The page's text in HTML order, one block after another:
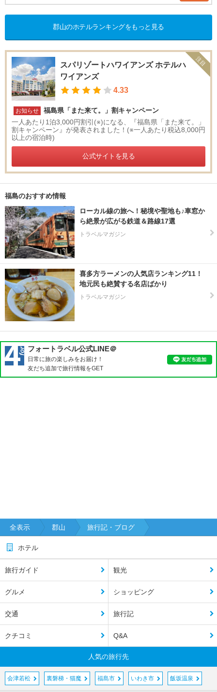
郡山のホテルランキングをもっと見る
スパリゾートハワイアンズ ホテルハ
ワイアンズ
4.33
お知らせ
福島県「また来て。」割キャンペーン
一人あたり1泊3,000円割引(※)になる、『福島県「また来て。」
割キャンペーン』が発表されました！(※一人あたり税込8,000円
以上の宿泊時)
公式サイトを見る
注目
福島のおすすめ情報
ローカル線の旅へ！秘境や聖地も♪車窓か
ら絶景が広がる鉄道＆路線17選
トラベルマガジン
喜多方ラーメンの人気店ランキング11！
地元民も絶賛する名店ばかり
トラベルマガジン
フォートラベル公式LINE＠
日常に旅の楽しみをお届け！
友だち追加で旅行情報をGET
全表示 郡山 旅行記・ブログ
ホテル
旅行ガイド 観光
グルメ ショッピング
交通 旅行記
クチコミ Q&A
人気の旅行先
会津若松 裏磐梯・猫魔 福島市 いわき市 飯坂温泉